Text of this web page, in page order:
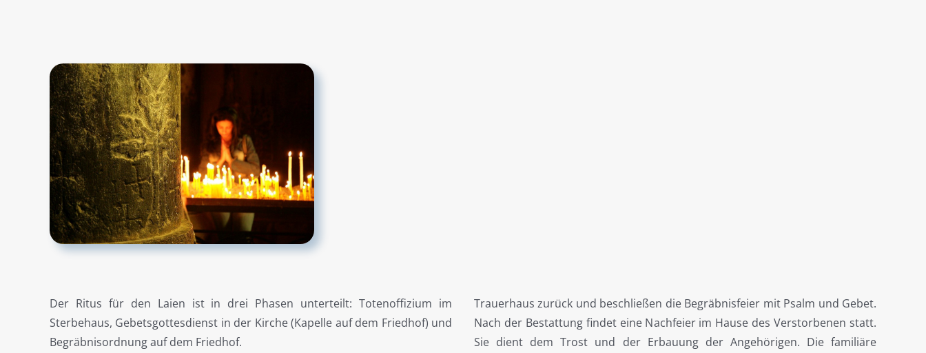
Der Ritus für den Laien ist in drei Phasen unterteilt: Totenoffizium im
Sterbehaus, Gebetsgottesdienst in der Kirche (Kapelle auf dem Friedhof) und
Begräbnisordnung auf dem Friedhof.
Trauerhaus zurück und beschließen die Begräbnisfeier mit Psalm und Gebet.
Nach der Bestattung findet eine Nachfeier im Hause des Verstorbenen statt.
Sie dient dem Trost und der Erbauung der Angehörigen. Die familiäre